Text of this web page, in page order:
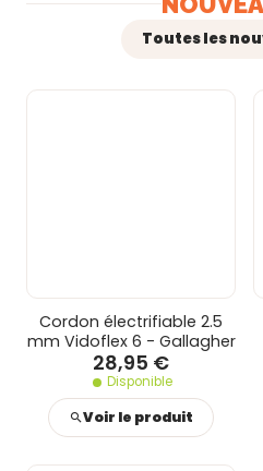
Toutes les
Cordon électrifiable 2.5
mm Vidoflex 6 - Gallagher
28,95 €
Disponible
Voir le produit